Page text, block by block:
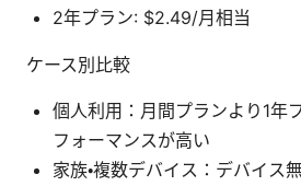
2年プラン: $2.49/月相当
ケース別比較
個人利用：月間プランより1年
フォーマンスが高い
家族・複数デバイス：デバイス